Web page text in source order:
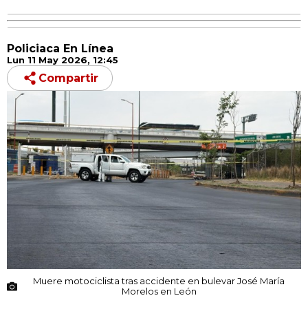
Policiaca En Línea
Lun 11 May 2026, 12:45
Compartir
Muere motociclista tras accidente en bulevar José María
Morelos en León